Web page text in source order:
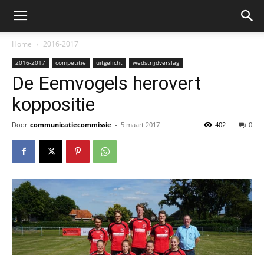
Home 2016-2017
2016-2017 competitie uitgelicht wedstrijdverslag
De Eemvogels herovert
koppositie
Door communicatiecommissie - 5 maart 2017 0
402